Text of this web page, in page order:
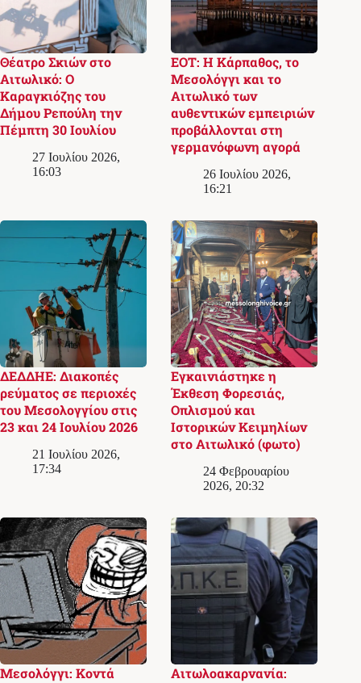
Θέατρο Σκιών στο
Αιτωλικό: Ο
Καραγκιόζης του
Δήμου Ρεπούλη την
Πέμπτη 30 Ιουλίου
27 Ιουλίου 2026,
16:03
ΕΟΤ: Η Κάρπαθος, το
Μεσολόγγι και το
Αιτωλικό των
αυθεντικών εμπειριών
προβάλλονται στη
γερμανόφωνη αγορά
26 Ιουλίου 2026,
16:21
ΔΕΔΔΗΕ: Διακοπές
ρεύματος σε περιοχές
του Μεσολογγίου στις
23 και 24 Ιουλίου 2026
21 Ιουλίου 2026,
17:34
Εγκαινιάστηκε η
Έκθεση Φορεσιάς,
Οπλισμού και
Ιστορικών Κειμηλίων
στο Αιτωλικό (φωτο)
24 Φεβρουαρίου
2026, 20:32
Μεσολόγγι: Κοντά
Αιτωλοακαρνανία: